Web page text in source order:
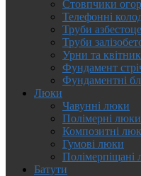
Стовпчики
Телефонні
Труби
Труби
Урни та
Фундамент
Фундаментні
Люки
Чавунні люки
Полімерні люки
Композитні
Гумові люки
Полімерпіщані
Батути